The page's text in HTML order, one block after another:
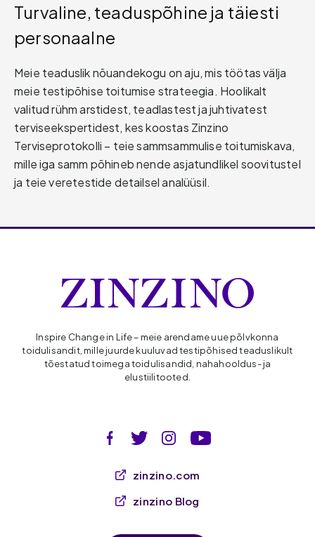
Turvaline, teaduspõhine ja täiesti
personaalne
Meie teaduslik nõuandekogu on aju, mis töötas välja
meie testipõhise toitumise strateegia. Hoolikalt
valitud rühm arstidest, teadlastest ja juhtivatest
terviseekspertidest, kes koostas Zinzino
Terviseprotokolli – teie sammsammulise toitumiskava,
mille iga samm põhineb nende asjatundlikel soovitustel
ja teie veretestide detailsel analüüsil.
Inspire Change in Life – meie arendame uue põlvkonna
toidulisandit, mille juurde kuuluvad testipõhised teaduslikult
tõestatud toimega toidulisandid, nahahooldus- ja
elustiilitooted.
zinzino.com
zinzino Blog